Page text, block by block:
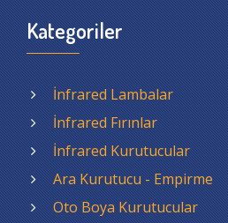
Kategoriler
İnfrared Lambalar
İnfrared Fırınlar
İnfrared Kurutucular
Ara Kurutucu - Empirme
Oto Boya Kurutucular